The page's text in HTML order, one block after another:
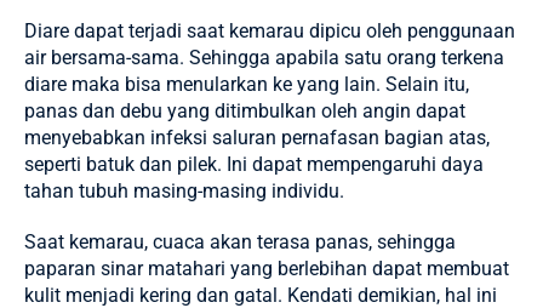
Diare dapat terjadi saat kemarau dipicu oleh penggunaan
air bersama-sama. Sehingga apabila satu orang terkena
diare maka bisa menularkan ke yang lain. Selain itu,
panas dan debu yang ditimbulkan oleh angin dapat
menyebabkan infeksi saluran pernafasan bagian atas,
seperti batuk dan pilek. Ini dapat mempengaruhi daya
tahan tubuh masing-masing individu.
Saat kemarau, cuaca akan terasa panas, sehingga
paparan sinar matahari yang berlebihan dapat membuat
kulit menjadi kering dan gatal. Kendati demikian, hal ini